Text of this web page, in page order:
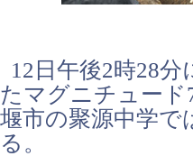
12日午後2時28
たマグニチュード
堰市の聚源中学で
る。